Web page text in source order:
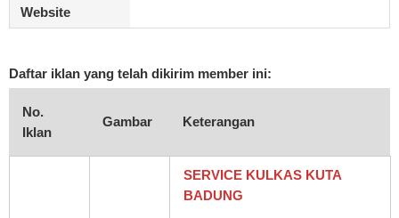
Website
Daftar iklan yang telah dikirim member ini:
No.
Iklan
Gambar Keterangan
SERVICE KULKAS KUTA
BADUNG